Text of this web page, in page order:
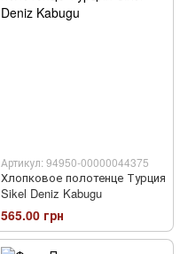
Артикул: 94950-00000044375
Хлопковое полотенце Турция
Sikel Deniz Kabugu
565.00 грн